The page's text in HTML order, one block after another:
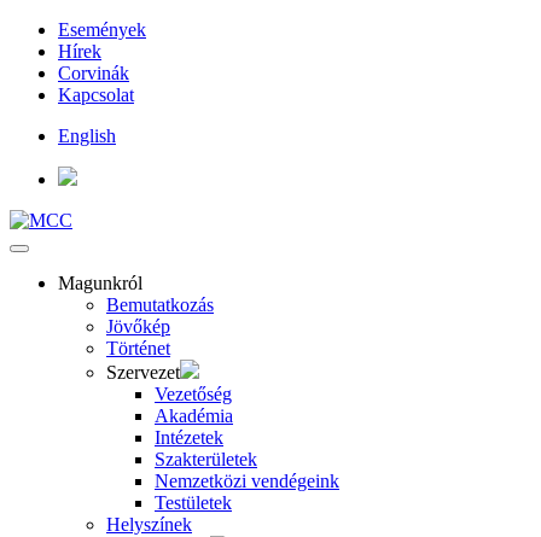
Események
Hírek
Corvinák
Kapcsolat
English
Magunkról
Bemutatkozás
Jövőkép
Történet
Szervezet
Vezetőség
Akadémia
Intézetek
Szakterületek
Nemzetközi vendégeink
Testületek
Helyszínek